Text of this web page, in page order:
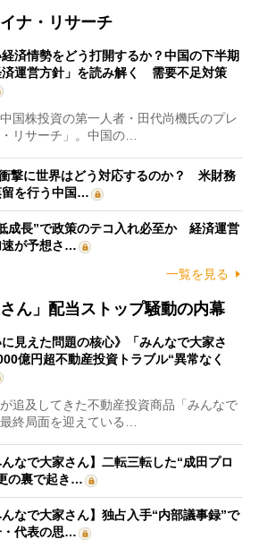
ナ・リサーチ
済情勢をどう打開するか？中国の下半期
済運営方針」を読み解く 需要不足対策
国株投資の第一人者・田代尚機氏のプレ
リサーチ」。中国の…
撃に世界はどう対応するのか？ 米財務
留を行う中国…
成長”で政策のテコ入れ必至か 経済運営
速が予想さ…
一覧を見る
さん」配当ストップ騒動の内幕
に見えた問題の核心》「みんなで大家さ
億円超不動産投資トラブル“異常なく
追及してきた不動産投資商品「みんなで
終局面を迎えている…
んなで大家さん】二転三転した“成田プロ
の裏で起き…
んなで大家さん】独占入手“内部議事録”で
・代表の思…